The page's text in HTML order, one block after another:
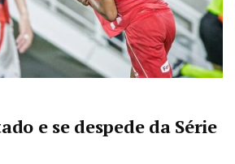
e se despede da Série